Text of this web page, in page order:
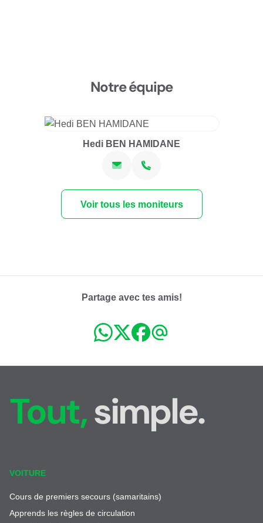
Notre équipe
Hedi BEN HAMIDANE
Voir tous les moniteurs
Partage avec tes amis!
Tout,simple.
VOITURE
Cours de premiers secours (samaritains)
Apprends les règles de circulation